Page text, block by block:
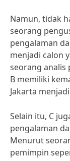
Namun, tidak
seorang
pengalaman
menjadi calon
seorang analis
B memiliki
Jakarta
Selain itu, C
pengalaman
Menurut
pemimpin